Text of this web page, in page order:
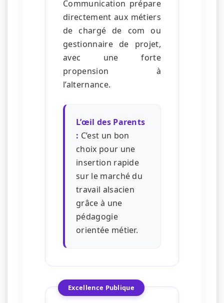
Communication prépare
directement aux métiers
de chargé de com ou
gestionnaire de projet,
avec une forte
propension à
l’alternance.
L’œil des Parents
: C’est un bon
choix pour une
insertion rapide
sur le marché du
travail alsacien
grâce à une
pédagogie
orientée métier.
Excellence Publique